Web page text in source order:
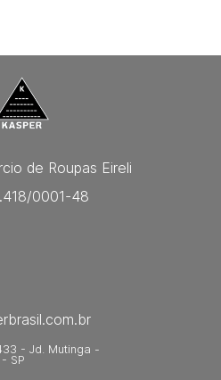
de Roupas Eireli
0001-48
- Jd. Mutinga -
SP